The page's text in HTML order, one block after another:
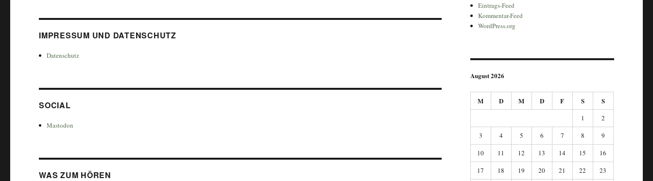
IMPRESSUM UND DATENSCHUTZ
Datenschutz
SOCIAL
Mastodon
WAS ZUM HÖREN
Eintrags-Feed
Kommentar-Feed
WordPress.org
August 2026
M D M D F S S
1
2
3
4 5 6 7 8
9
10
11 12 13 14 15
16
17
18 19 20 21 22
23